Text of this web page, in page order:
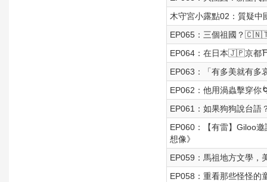
木守宮小露點02：質疑中
EP065：三個祖國？
EP064：在日本🇯🇵京都
EP063：「有多美就有多
EP062：他用渦蟲擊穿
EP061：如果狗狗說台
EP060：【有雷】Giloo
想像》
EP059：馬祖地方文學，
EP058：重看那些怪怪的